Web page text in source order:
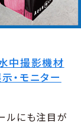
中撮影機材
・モニター
ルにも注目が